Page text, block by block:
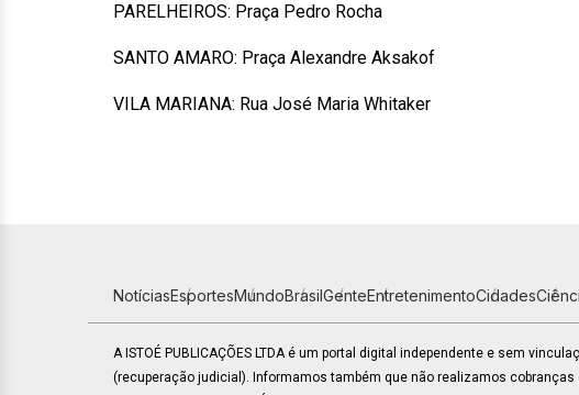
PARELHEIROS: Praça Pedro Rocha
SANTO AMARO: Praça Alexandre Aksakof
VILA MARIANA: Rua José Maria Whitaker
NotíciasEsportesMundoBrasilGenteEntretenimentoCidades
A ISTOÉ PUBLICAÇÕES LTDA é um portal digital independente e sem
(recuperação judicial). Informamos também que não realizamos